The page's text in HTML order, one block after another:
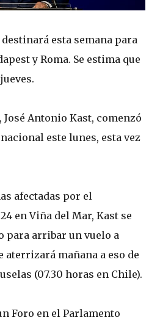
esta semana para
y Roma. Se estima que
Antonio Kast, comenzó
este lunes, esta vez
afectadas por el
en Viña del Mar, Kast se
para arribar un vuelo a
aterrizará mañana a eso de
(07.30 horas en Chile).
Foro en el Parlamento